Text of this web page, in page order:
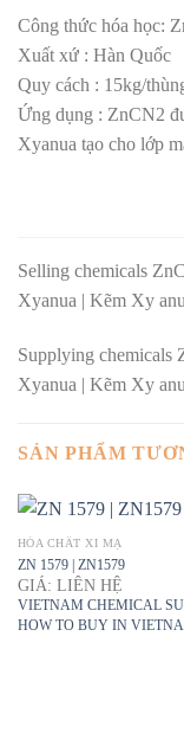
Công thức hóa học:
Xuất xứ : Hàn Quốc
Quy cách : 15kg/
Ứng dụng : ZnCN2
Xyanua tạo cho lớp
Selling chemicals
Xyanua | Kẽm Xy
Supplying chemicals
Xyanua | Kẽm Xy
SẢN PHẨM
HÓA CHẤT XI MẠ
ZN 1579 | ZN1579
GIÁ: LIÊN HỆ
VIETNAM CHEMICAL
HOW TO BUY IN